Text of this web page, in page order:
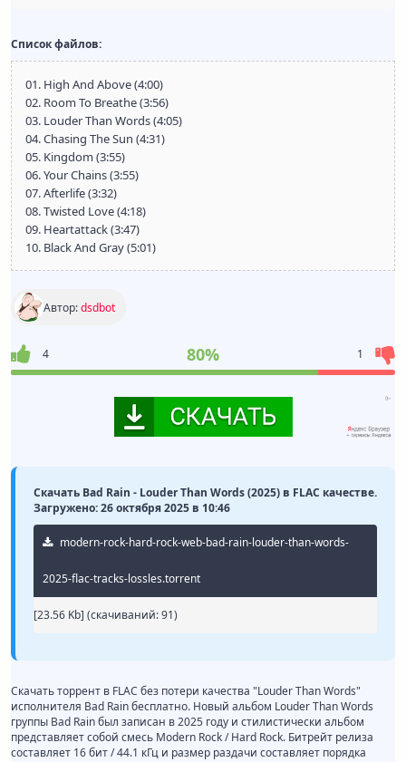
Список файлов:
01. High And Above (4:00)
02. Room To Breathe (3:56)
03. Louder Than Words (4:05)
04. Chasing The Sun (4:31)
05. Kingdom (3:55)
06. Your Chains (3:55)
07. Afterlife (3:32)
08. Twisted Love (4:18)
09. Heartattack (3:47)
10. Black And Gray (5:01)
Автор:dsdbot
4 80% 1
Скачать Bad Rain - Louder Than Words (2025) в FLAC качестве.
Загружено: 26 октября 2025 в 10:46
modern-rock-hard-rock-web-bad-rain-louder-than-words-
2025-flac-tracks-lossles.torrent
[23.56 Kb] (cкачиваний: 91)
Скачать торрент в FLAC без потери качества "Louder Than Words"
исполнителя Bad Rain бесплатно. Новый альбом Louder Than Words
группы Bad Rain был записан в 2025 году и стилистически альбом
представляет собой смесь Modern Rock / Hard Rock. Битрейт релиза
составляет 16 бит / 44.1 кГц и размер раздачи составляет порядка